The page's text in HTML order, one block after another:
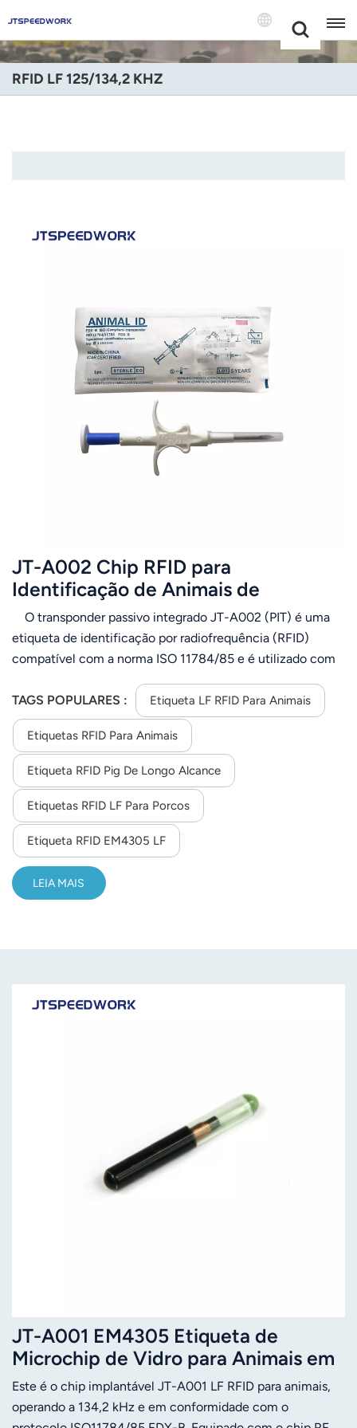
+86 -18681515767
English
Português
Nederland
عربي
한국어
Melayu
Polski
แบบไทย
Indonesia
norsk
magyar
RFID LF 125/134,2 KHZ
JT-A002 Chip RFID para
Identificação de Animais de
Estimação, Microchip de
Rastreamento Injetável de 134,2 kHz,
Implantado em Animais com Agulha
O transponder passivo integrado JT-A002 (PIT) é uma
etiqueta de identificação por radiofrequência (RFID)
compatível com a norma ISO 11784/85 e é utilizado com
norma ISO 11784/85. Frequentemente denominado
biochip implantável.
TAGS POPULARES : Etiqueta LF RFID Para Animais
Etiquetas RFID Para Animais
Etiqueta RFID Pig De Longo Alcance
Etiquetas RFID LF Para Porcos
Etiqueta RFID EM4305 LF
LEIA MAIS
JT-A001 EM4305 Etiqueta de
Microchip de Vidro para Animais em
Conformidade com ISO11784/85
Este é o chip implantável JT-A001 LF RFID para animais,
operando a 134,2 kHz e em conformidade com o